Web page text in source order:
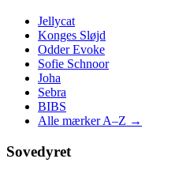
Jellycat
Konges Sløjd
Odder Evoke
Sofie Schnoor
Joha
Sebra
BIBS
Alle mærker A–Z →
Sovedyret